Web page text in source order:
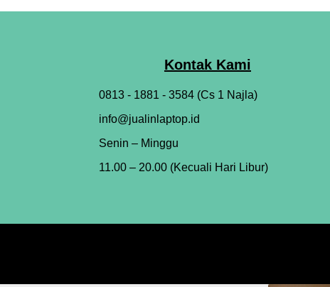
Kontak Kami
0813 - 1881 - 3584 (Cs 1 Najla)
info@jualinlaptop.id
Senin – Minggu
11.00 – 20.00 (Kecuali Hari Libur)